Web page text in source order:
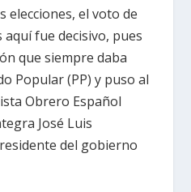
elecciones, el voto de
fue decisivo, pues
que siempre daba
Popular (PP) y puso al
Obrero Español
José Luis
del gobierno